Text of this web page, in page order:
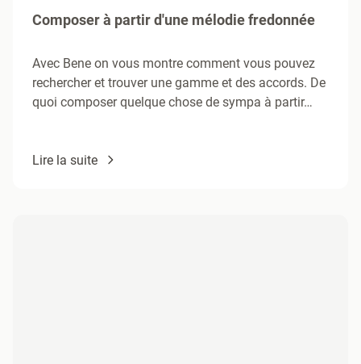
Composer à partir d'une mélodie fredonnée
Avec Bene on vous montre comment vous pouvez
rechercher et trouver une gamme et des accords. De
quoi composer quelque chose de sympa à partir…
Lire la suite